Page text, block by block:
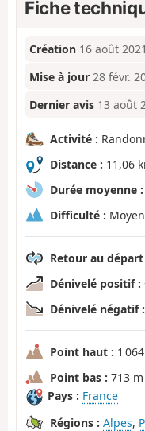
Fiche
Création 16 août 2021
Mise à jour 28 févr.
Dernier avis 13 août
Activité :
Distance : 11,06
Durée moyenne :
Difficulté :
Retour au départ
Dénivelé positif :
Dénivelé négatif :
Point haut : 1
Point bas : 713 m
Pays : France
Régions : Alpes,